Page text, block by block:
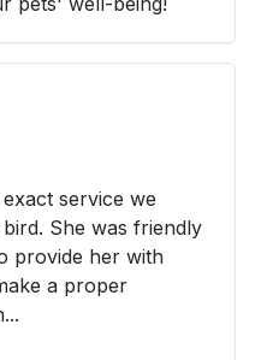
service we
She was friendly
provide her with
a proper